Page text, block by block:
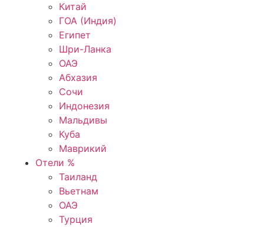
Китай
ГОА (Индия)
Египет
Шри-Ланка
ОАЭ
Абхазия
Сочи
Индонезия
Мальдивы
Куба
Маврикий
Отели %
Таиланд
Вьетнам
ОАЭ
Турция